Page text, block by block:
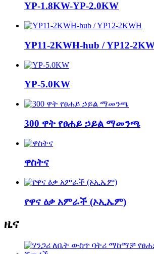
YP-1.8KW-YP-2.0KW
YP11-2KWH-hub / YP12-
YP-5.0KW
300 ዋት የፀሐይ ኃይል ማመንጫ
ዋስትና
የዋና ዕቃ አምራች (ኦኢኤም)
ዜና